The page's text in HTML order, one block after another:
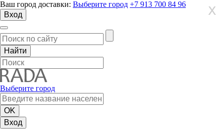
Ваш город доставки: Выберите город +7 913 700 84 96
Вход
Выберите город
Вход
X
X
X